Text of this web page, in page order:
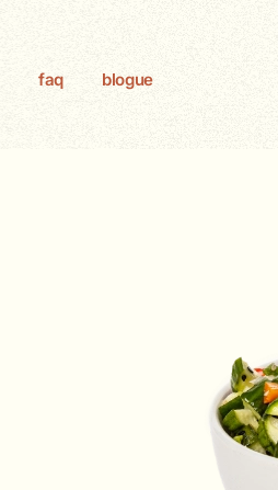
faq blogue